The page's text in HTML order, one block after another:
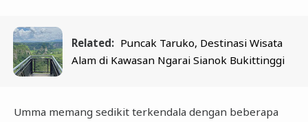
Related: Puncak Taruko, Destinasi Wisata
Alam di Kawasan Ngarai Sianok Bukittinggi
Umma memang sedikit terkendala dengan beberapa